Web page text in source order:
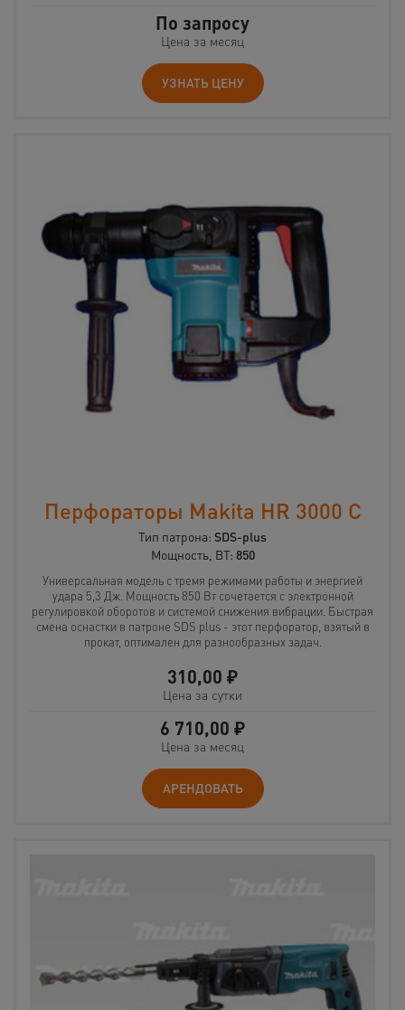
По запросу
Цена за месяц
УЗНАТЬ ЦЕНУ
Перфораторы Makita HR 3000 C
Тип патрона: SDS-plus
Мощность, ВТ: 850
Универсальная модель с тремя режимами работы и энергией
удара 5,3 Дж. Мощность 850 Вт сочетается с электронной
регулировкой оборотов и системой снижения вибрации. Быстрая
смена оснастки в патроне SDS plus - этот перфоратор, взятый в
прокат, оптимален для разнообразных задач.
310,00 ₽
Цена за сутки
6 710,00 ₽
Цена за месяц
АРЕНДОВАТЬ